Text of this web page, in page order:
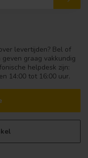
levertijden? Bel of
graag vakkundig
helpdesk zijn:
14:00 tot 16:00 uur.